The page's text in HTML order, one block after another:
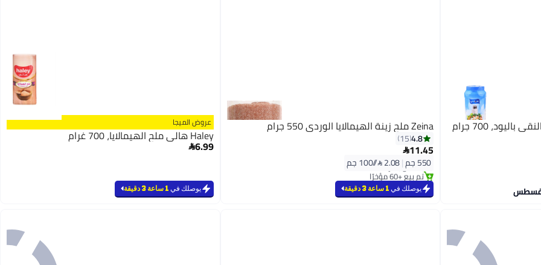
Zeina ملح زينة الهيمالايا الوردي 550 جرام
4.8
15
11.45
550 جم | #3 في الملح
بتخلّص بسرعة
تم بيع +60 مؤخرًا
#3 في الملح
يوصلك في 1 ساعة 3 دقيقة
عروض الميجا
Haley هالي ملح الهيمالايا، 700 غرام
6.99
يوصلك في 1 ساعة 3 دقيقة